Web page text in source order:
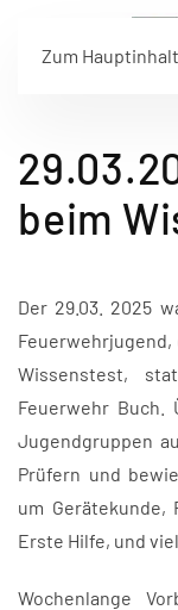
Zum
beim
Der 29.03. 2025
Wissenstest,
Feuerwehr Buch.
Jugendgruppen
Prüfern und
um Gerätekunde,
Erste Hilfe, und
Wochenlange